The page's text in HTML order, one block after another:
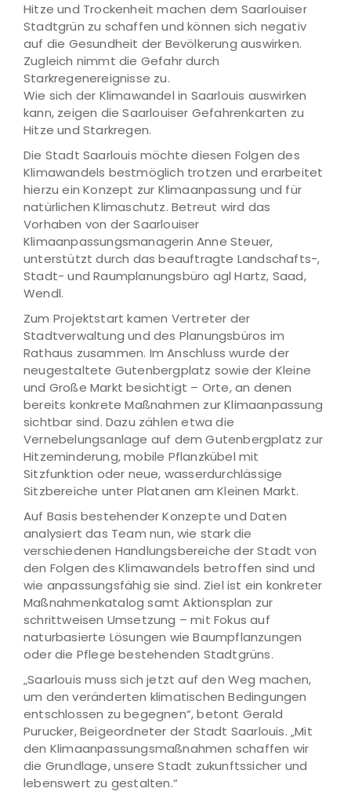
Hitze und Trockenheit machen dem Saarlouiser
Stadtgrün zu schaffen und können sich negativ
auf die Gesundheit der Bevölkerung auswirken.
Zugleich nimmt die Gefahr durch
Starkregenereignisse zu.
Wie sich der Klimawandel in Saarlouis auswirken
kann, zeigen die Saarlouiser Gefahrenkarten zu
Hitze und Starkregen.
Die Stadt Saarlouis möchte diesen Folgen des
Klimawandels bestmöglich trotzen und erarbeitet
hierzu ein Konzept zur Klimaanpassung und für
natürlichen Klimaschutz. Betreut wird das
Vorhaben von der Saarlouiser
Klimaanpassungsmanagerin Anne Steuer,
unterstützt durch das beauftragte Landschafts-,
Stadt- und Raumplanungsbüro agl Hartz, Saad,
Wendl.
Zum Projektstart kamen Vertreter der
Stadtverwaltung und des Planungsbüros im
Rathaus zusammen. Im Anschluss wurde der
neugestaltete Gutenbergplatz sowie der Kleine
und Große Markt besichtigt – Orte, an denen
bereits konkrete Maßnahmen zur Klimaanpassung
sichtbar sind. Dazu zählen etwa die
Vernebelungsanlage auf dem Gutenbergplatz zur
Hitzeminderung, mobile Pflanzkübel mit
Sitzfunktion oder neue, wasserdurchlässige
Sitzbereiche unter Platanen am Kleinen Markt.
Auf Basis bestehender Konzepte und Daten
analysiert das Team nun, wie stark die
verschiedenen Handlungsbereiche der Stadt von
den Folgen des Klimawandels betroffen sind und
wie anpassungsfähig sie sind. Ziel ist ein konkreter
Maßnahmenkatalog samt Aktionsplan zur
schrittweisen Umsetzung – mit Fokus auf
naturbasierte Lösungen wie Baumpflanzungen
oder die Pflege bestehenden Stadtgrüns.
„Saarlouis muss sich jetzt auf den Weg machen,
um den veränderten klimatischen Bedingungen
entschlossen zu begegnen“, betont Gerald
Purucker, Beigeordneter der Stadt Saarlouis. „Mit
den Klimaanpassungsmaßnahmen schaffen wir
die Grundlage, unsere Stadt zukunftssicher und
lebenswert zu gestalten.“